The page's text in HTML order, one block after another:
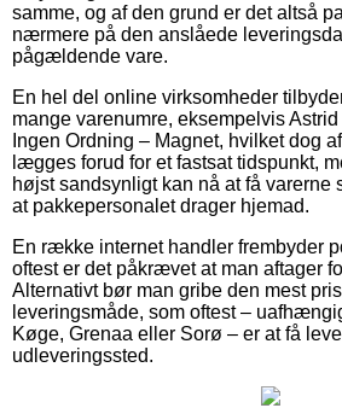
samme, og af den grund er det altså
nærmere på den anslåede
pågældende vare.
En hel del online virksomheder
mange varenumre, eksempelvis
Ingen Ordning – Magnet, hvilket dog
lægges forud for et fastsat tidspunkt,
højst sandsynligt kan nå at få varerne
at pakkepersonalet drager hjemad.
En række internet handler frembyder
oftest er det påkrævet at man aftager
Alternativt bør man gribe den mest
leveringsmåde, som oftest –
Køge, Grenaa eller Sorø – er at få
udleveringssted.